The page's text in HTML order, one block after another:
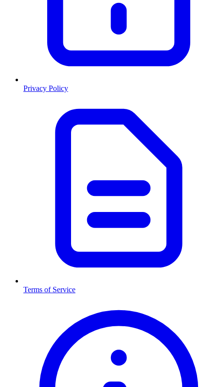
Privacy Policy
Terms of Service